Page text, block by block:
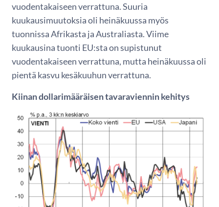
vuodentakaiseen verrattuna. Suuria
kuukausimuutoksia oli heinäkuussa myös
tuonnissa Afrikasta ja Australiasta. Viime
kuukausina tuonti EU:sta on supistunut
vuodentakaiseen verrattuna, mutta heinäkuussa oli
pientä kasvu kesäkuuhun verrattuna.
Kiinan dollarimääräisen tavaraviennin kehitys